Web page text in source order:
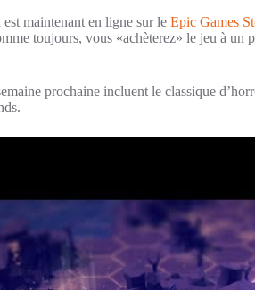
maintenant en ligne sur le Epic Games
toujours, vous «achèterez» le jeu à un
prochaine incluent le classique